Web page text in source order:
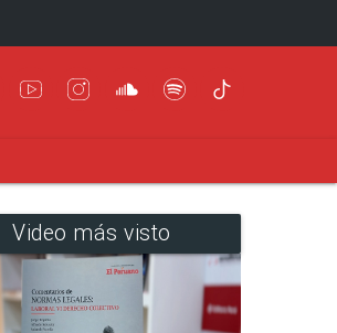
Video más visto